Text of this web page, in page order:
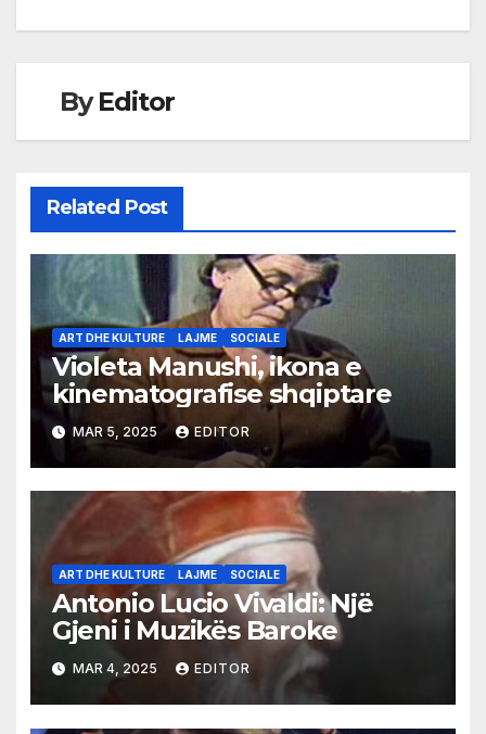
ByEditor
Related Post
ART DHE KULTURE LAJME SOCIALE
Violeta Manushi, ikona e
kinematografise shqiptare
MAR 5, 2025 EDITOR
ART DHE KULTURE LAJME SOCIALE
Antonio Lucio Vivaldi: Një
Gjeni i Muzikës Baroke
MAR 4, 2025 EDITOR